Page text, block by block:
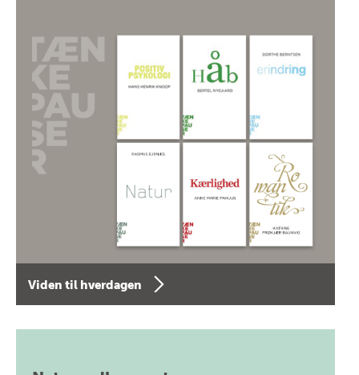
Viden til hverdagen